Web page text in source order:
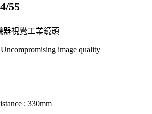
55
器視覺工業鏡頭
image quality
: 330mm